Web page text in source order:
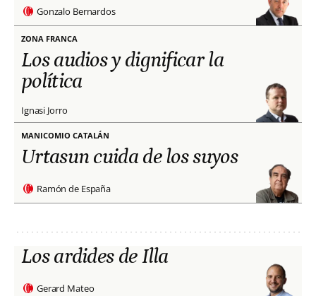
Gonzalo Bernardos
ZONA FRANCA
Los audios y dignificar la
política
Ignasi Jorro
MANICOMIO CATALÁN
Urtasun cuida de los suyos
Ramón de España
Los ardides de Illa
Gerard Mateo